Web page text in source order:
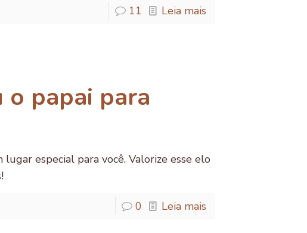
11 Leia mais
o papai para
lugar especial para você. Valorize esse elo
0 Leia mais